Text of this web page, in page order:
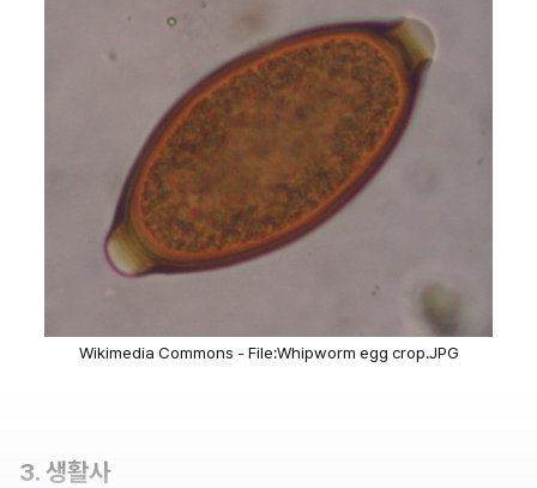
Wikimedia Commons - File:Whipworm egg crop.JPG
3. 생활사